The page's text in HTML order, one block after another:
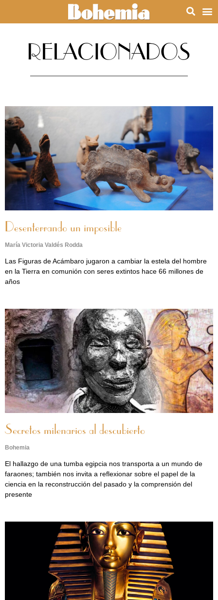
RELACIONADOS
Desenterrando un imposible
María Victoria Valdés Rodda
Las Figuras de Acámbaro jugaron a cambiar la estela del hombre
en la Tierra en comunión con seres extintos hace 66 millones de
años
Secretos milenarios al descubierto
Bohemia
El hallazgo de una tumba egipcia nos transporta a un mundo de
faraones; también nos invita a reflexionar sobre el papel de la
ciencia en la reconstrucción del pasado y la comprensión del
presente